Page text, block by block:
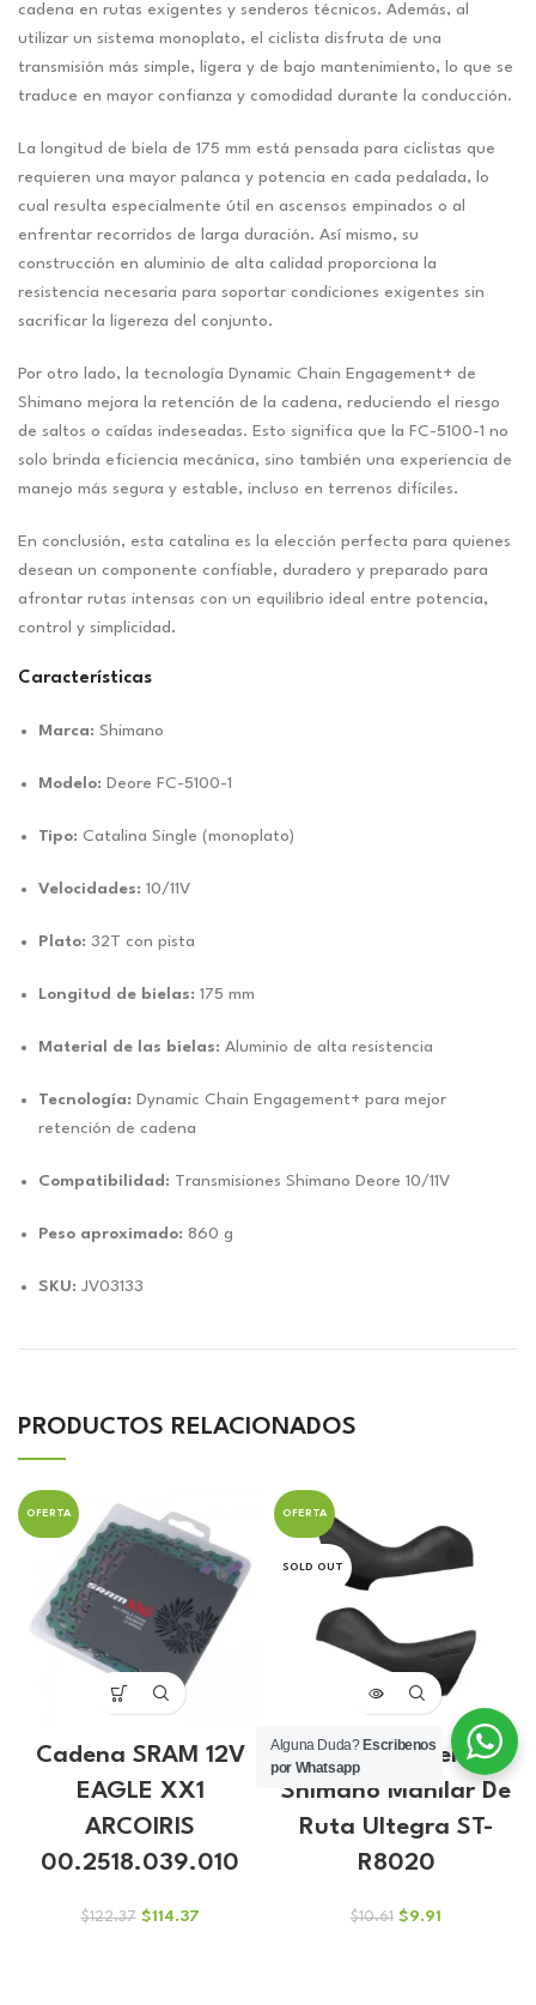
cadena en rutas exigentes y senderos técnicos. Además, al
utilizar un sistema monoplato, el ciclista disfruta de una
transmisión más simple, ligera y de bajo mantenimiento, lo que se
traduce en mayor confianza y comodidad durante la conducción.
La longitud de biela de 175 mm está pensada para ciclistas que
requieren una mayor palanca y potencia en cada pedalada, lo
cual resulta especialmente útil en ascensos empinados o al
enfrentar recorridos de larga duración. Así mismo, su
construcción en aluminio de alta calidad proporciona la
resistencia necesaria para soportar condiciones exigentes sin
sacrificar la ligereza del conjunto.
Por otro lado, la tecnología Dynamic Chain Engagement+ de
Shimano mejora la retención de la cadena, reduciendo el riesgo
de saltos o caídas indeseadas. Esto significa que la FC-5100-1 no
solo brinda eficiencia mecánica, sino también una experiencia de
manejo más segura y estable, incluso en terrenos difíciles.
En conclusión, esta catalina es la elección perfecta para quienes
desean un componente confiable, duradero y preparado para
afrontar rutas intensas con un equilibrio ideal entre potencia,
control y simplicidad.
Características
Marca: Shimano
Modelo: Deore FC-5100-1
Tipo: Catalina Single (monoplato)
Velocidades: 10/11V
Plato: 32T con pista
Longitud de bielas: 175 mm
Material de las bielas: Aluminio de alta resistencia
Tecnología: Dynamic Chain Engagement+ para mejor
retención de cadena
Compatibilidad: Transmisiones Shimano Deore 10/11V
Peso aproximado: 860 g
SKU: JV03133
PRODUCTOS RELACIONADOS
OFERTA
Cadena SRAM 12V
EAGLE XX1
ARCOIRIS
00.2518.039.010
$122.37 El
$114.37El
OFERTA
SOLD OUT
Caucho Covertor
Shimano Manilar De
Ruta Ultegra ST-
R8020
$10.61 El
$9.91
Alguna Duda? Escribenos
por Whatsapp